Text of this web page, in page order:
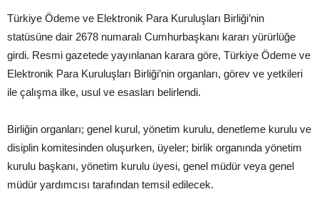
Türkiye Ödeme ve Elektronik Para Kuruluşları Birliği’nin
statüsüne dair 2678 numaralı Cumhurbaşkanı kararı yürürlüğe
girdi. Resmi gazetede yayınlanan karara göre, Türkiye Ödeme ve
Elektronik Para Kuruluşları Birliği’nin organları, görev ve yetkileri
ile çalışma ilke, usul ve esasları belirlendi.
Birliğin organları; genel kurul, yönetim kurulu, denetleme kurulu ve
disiplin komitesinden oluşurken, üyeler; birlik organında yönetim
kurulu başkanı, yönetim kurulu üyesi, genel müdür veya genel
müdür yardımcısı tarafından temsil edilecek.